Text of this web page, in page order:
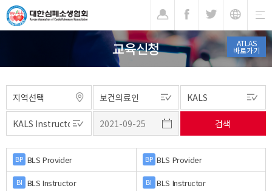
ATLAS
바로가기
교육신청
BP BLS Provider BP BLS Provider
BI BLS Instructor BI BLS Instructor